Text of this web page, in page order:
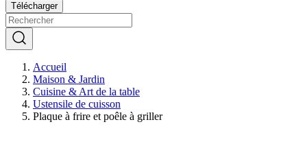
Télécharger
Accueil
Maison & Jardin
Cuisine & Art de la table
Ustensile de cuisson
Plaque à frire et poêle à griller